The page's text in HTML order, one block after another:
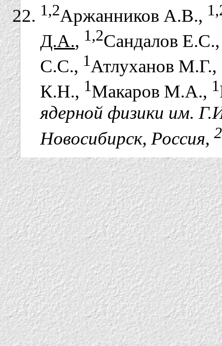
1,2Аржанников А.В.,
Д.А., 1,2Сандалов
С.С., 1Атлуханов М.Г.,
К.Н., 1Макаров М.А., 1
ядерной физики им.
Новосибирск, Россия, 2